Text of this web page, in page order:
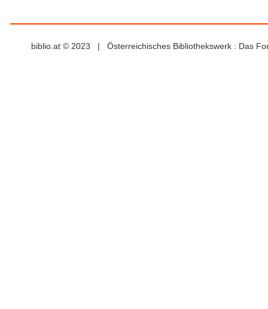
biblio.at © 2023 | Österreichisches Bibliothekswerk : Das